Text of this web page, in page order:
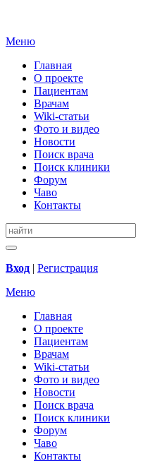
Меню
Главная
О проекте
Пациентам
Врачам
Wiki-статьи
Фото и видео
Новости
Поиск врача
Поиск клиники
Форум
Чаво
Контакты
Вход | Регистрация
Меню
Главная
О проекте
Пациентам
Врачам
Wiki-статьи
Фото и видео
Новости
Поиск врача
Поиск клиники
Форум
Чаво
Контакты